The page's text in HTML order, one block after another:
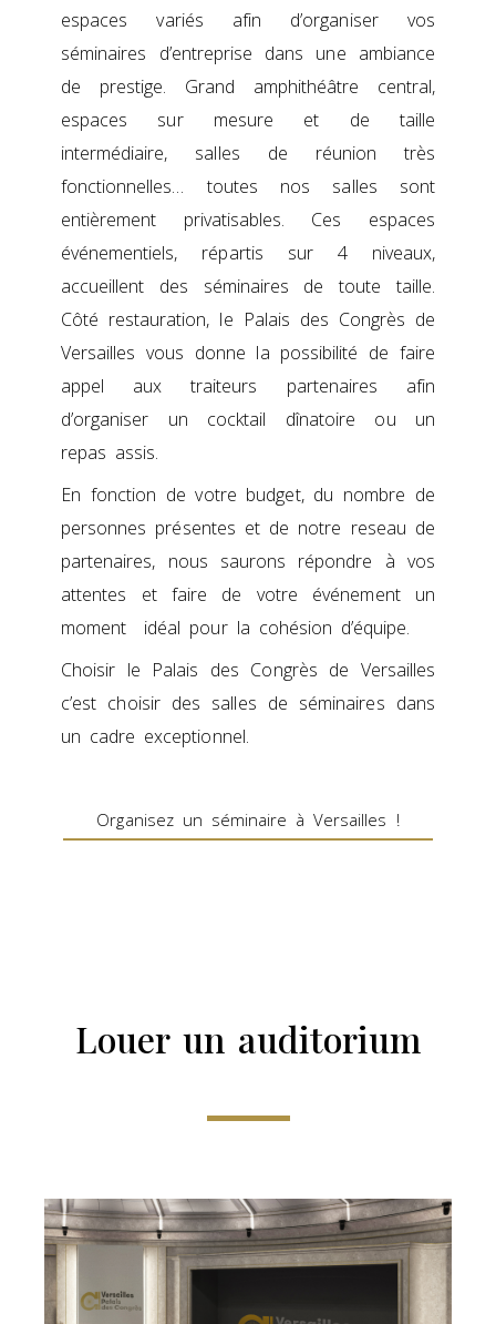
espaces variés afin d’organiser vos
séminaires d’entreprise dans une ambiance
de prestige. Grand amphithéâtre central,
espaces sur mesure et de taille
intermédiaire, salles de réunion très
fonctionnelles… toutes nos salles sont
entièrement privatisables. Ces espaces
événementiels, répartis sur 4 niveaux,
accueillent des séminaires de toute taille.
Côté restauration, le Palais des Congrès de
Versailles vous donne la possibilité de faire
appel aux traiteurs partenaires afin
d’organiser un cocktail dînatoire ou un
repas assis.
En fonction de votre budget, du nombre de
personnes présentes et de notre reseau de
partenaires, nous saurons répondre à vos
attentes et faire de votre événement un
moment idéal pour la cohésion d’équipe.
Choisir le Palais des Congrès de Versailles
c’est choisir des salles de séminaires dans
un cadre exceptionnel.
Organisez un séminaire à Versailles !
Louer un auditorium